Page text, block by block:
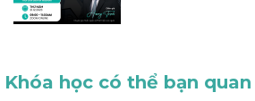
Khóa học có thể bạn